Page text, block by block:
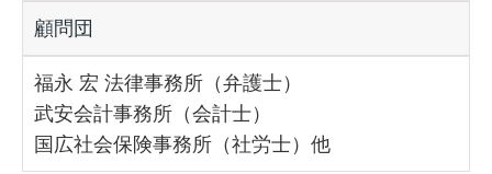
顧問団
福永 宏 法律事務所（弁護士）
武安会計事務所（会計士）
国広社会保険事務所（社労士）他